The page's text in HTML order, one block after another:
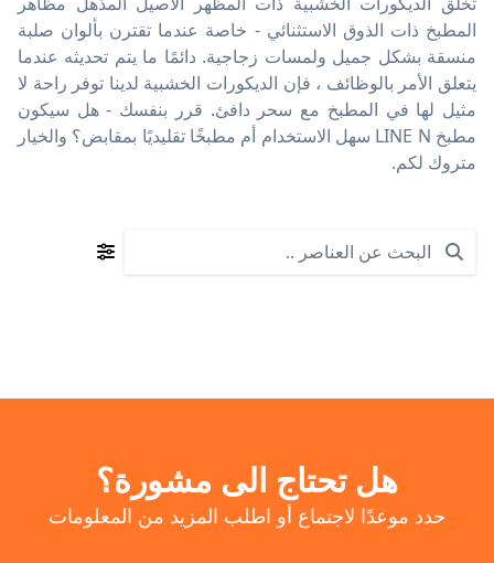
المطبخ ذات الذوق الاستثنائي - خاصة عندما تقترن بألوان صلبة
منسقة بشكل جميل ولمسات زجاجية. دائمًا ما يتم تحديثه عندما
يتعلق الأمر بالوظائف ، فإن الديكورات الخشبية لدينا توفر راحة لا
مثيل لها في المطبخ مع سحر دافئ. قرر بنفسك - هل سيكون
مطبخ LINE N سهل الاستخدام أم مطبخًا تقليديًا بمقابض؟ والخيار
متروك لكم.
Search
هل تحتاج الى مشورة؟
حدد موعدًا لاجتماع أو اطلب المزيد من المعلومات